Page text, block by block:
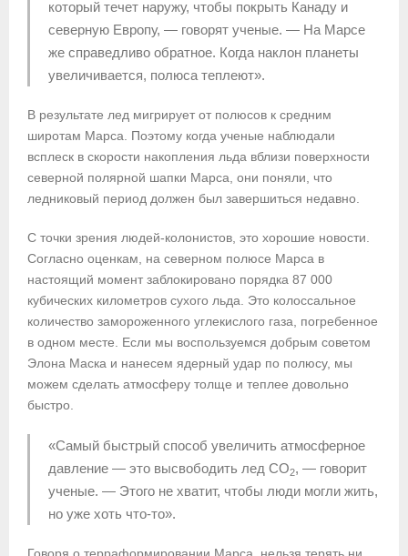
который течет наружу, чтобы покрыть Канаду и
северную Европу, — говорят ученые. — На Марсе
же справедливо обратное. Когда наклон планеты
увеличивается, полюса теплеют».
В результате лед мигрирует от полюсов к средним
широтам Марса. Поэтому когда ученые наблюдали
всплеск в скорости накопления льда вблизи поверхности
северной полярной шапки Марса, они поняли, что
ледниковый период должен был завершиться недавно.
С точки зрения людей-колонистов, это хорошие новости.
Согласно оценкам, на северном полюсе Марса в
настоящий момент заблокировано порядка 87 000
кубических километров сухого льда. Это колоссальное
количество замороженного углекислого газа, погребенное
в одном месте. Если мы воспользуемся добрым советом
Элона Маска и нанесем ядерный удар по полюсу, мы
можем сделать атмосферу толще и теплее довольно
быстро.
«Самый быстрый способ увеличить атмосферное
давление — это высвободить лед CO2, — говорит
ученые. — Этого не хватит, чтобы люди могли жить,
но уже хоть что-то».